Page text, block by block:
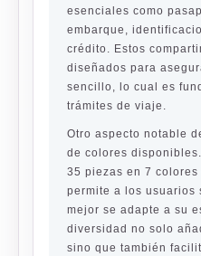
esenciales como
embarque,
crédito. Estos
diseñados para
sencillo, lo cual es
trámites de viaje.
Otro aspecto notable
de colores
35 piezas en 7
permite a los usuarios
mejor se adapte a su
diversidad no solo
sino que también